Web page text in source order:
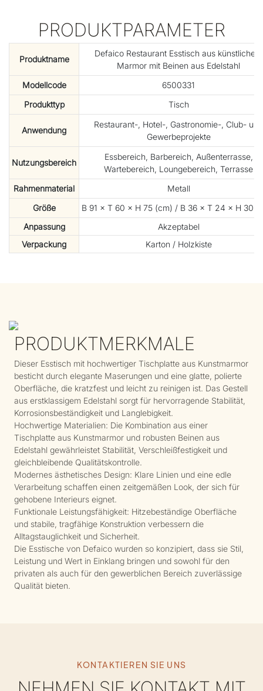
PRODUKTPARAMETER
Produktname
Defaico Restaurant Esstisch aus künstlichem
Marmor mit Beinen aus Edelstahl
Modellcode
6500331
Produkttyp
Tisch
Anwendung
Restaurant-, Hotel-, Gastronomie-, Club- und
Gewerbeprojekte
Nutzungsbereich
Essbereich, Barbereich, Außenterrasse,
Wartebereich, Loungebereich, Terrasse
Rahmenmaterial
Metall
Größe
B 91 × T 60 × H 75 (cm) / B 36 × T 24 × H 30
Anpassung
Akzeptabel
Verpackung
Karton / Holzkiste
PRODUKTMERKMALE
Dieser Esstisch mit hochwertiger Tischplatte aus Kunstmarmor
besticht durch elegante Maserungen und eine glatte, polierte
Oberfläche, die kratzfest und leicht zu reinigen ist. Das Gestell
aus erstklassigem Edelstahl sorgt für hervorragende Stabilität,
Korrosionsbeständigkeit und Langlebigkeit.
Hochwertige Materialien: Die Kombination aus einer
Tischplatte aus Kunstmarmor und robusten Beinen aus
Edelstahl gewährleistet Stabilität, Verschleißfestigkeit und
gleichbleibende Qualitätskontrolle.
Modernes ästhetisches Design: Klare Linien und eine edle
Verarbeitung schaffen einen zeitgemäßen Look, der sich für
gehobene Interieurs eignet.
Funktionale Leistungsfähigkeit: Hitzebeständige Oberfläche
und stabile, tragfähige Konstruktion verbessern die
Alltagstauglichkeit und Sicherheit.
Die Esstische von Defaico wurden so konzipiert, dass sie Stil,
Leistung und Wert in Einklang bringen und sowohl für den
privaten als auch für den gewerblichen Bereich zuverlässige
Qualität bieten.
KONTAKTIEREN SIE UNS